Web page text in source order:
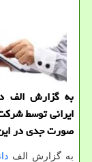
به گزارش الف
ایرانی توسط
صورت جدی در
به گزارش الف